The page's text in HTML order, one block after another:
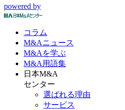
powered by
コラム
M&Aニュース
M&Aを学ぶ
M&A 用語集
日本M&A
センター
選ばれる理由
サービス